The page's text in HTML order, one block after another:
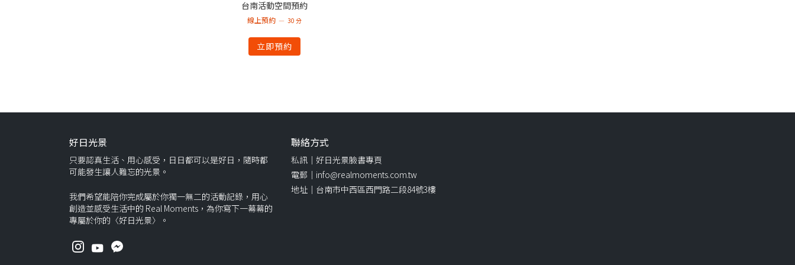
台南活動空間預約
線上預約 30 分
立即預約
好日光景
只要認真生活、用心感受，日日都可以是好日，隨時都
可能發生讓人難忘的光景。
我們希望能陪你完成屬於你獨一無二的活動記錄，用心
創造並感受生活中的 Real Moments，為你寫下一幕幕的
專屬於你的〈好日光景〉。
聯絡方式
私訊｜好日光景臉書專頁
電郵｜info@realmoments.com.tw
地址｜台南市中西區西門路二段84號3樓